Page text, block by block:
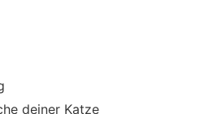
deiner Katze